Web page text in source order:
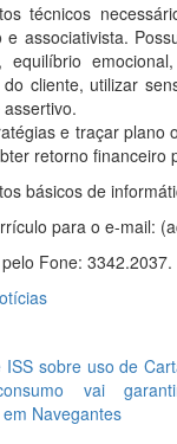
técnicos
e associativista.
equilíbrio
cliente, utilizar
e traçar plano
retorno financeiro
básicos de
para o e-mail:
Fone: 3342.2037.
ISS sobre uso de
vai
Navegantes